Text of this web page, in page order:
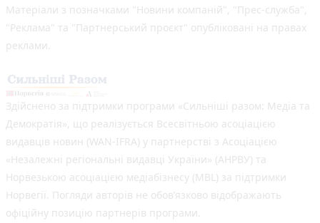
Матеріали з позначками "Новини компаній", "Прес-служба",
"Реклама" та "Партнерський проєкт" опубліковані на правах
реклами.
Здійснено за підтримки програми «Сильніші разом: Медіа та
Демократія», що реалізується Всесвітньою асоціацією
видавців новин (WAN-IFRA) у партнерстві з Асоціацією
«Незалежні регіональні видавці України» (АНРВУ) та
Норвезькою асоціацією медіабізнесу (MBL) за підтримки
Норвегії. Погляди авторів не обов’язково відображають
офіційну позицію партнерів програми.